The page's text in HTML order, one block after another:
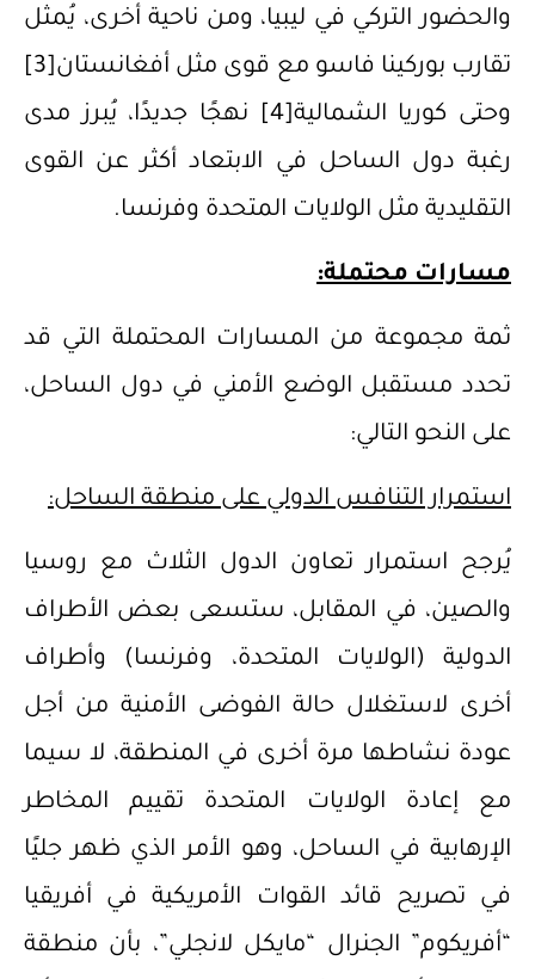
والحضور التركي في ليبيا، ومن ناحية أخرى، يُمثل
تقارب بوركينا فاسو مع قوى مثل أفغانستان[3]
وحتى كوريا الشمالية[4]
نهجًا جديدًا، يُبرز مدى
رغبة دول الساحل في الابتعاد أكثر عن القوى
التقليدية مثل الولايات المتحدة وفرنسا.
مسارات محتملة:
ثمة مجموعة من المسارات المحتملة التي قد
تحدد مستقبل الوضع الأمني في دول الساحل،
على النحو التالي:
استمرار التنافس الدولي على منطقة الساحل:
يُرجح استمرار تعاون الدول الثلاث مع روسيا
والصين، في المقابل، ستسعى بعض الأطراف
الدولية (الولايات المتحدة، وفرنسا) وأطراف
أخرى لاستغلال حالة الفوضى الأمنية من أجل
عودة نشاطها مرة أخرى في المنطقة، لا سيما
مع إعادة الولايات المتحدة تقييم المخاطر
الإرهابية في الساحل، وهو الأمر الذي ظهر جليًا
في تصريح قائد القوات الأمريكية في أفريقيا
“أفريكوم” الجنرال “مايكل لانجلي”، بأن منطقة